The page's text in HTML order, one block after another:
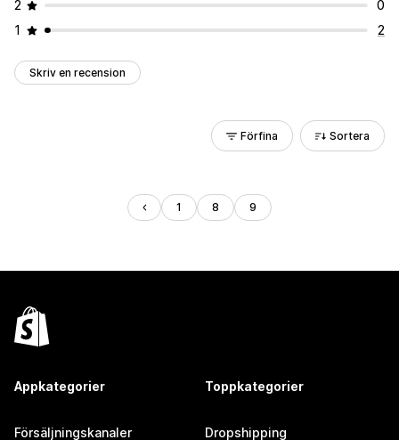
2
0
1
2
Skriv en recension
Förfina Sortera
1 8 9
Appkategorier
Försäljningskanaler
Toppkategorier
Dropshipping